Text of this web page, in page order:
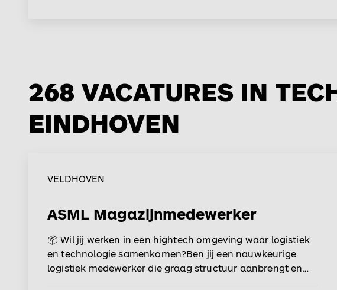
268 VACATURES IN
EINDHOVEN
VELDHOVEN
ASML Magazijnmedewerker
📦 Wil jij werken in een hightech omgeving waar logistiek
en technologie samenkomen?Ben jij een nauwkeurige
logistiek medewerker die graag structuur aanbrengt en